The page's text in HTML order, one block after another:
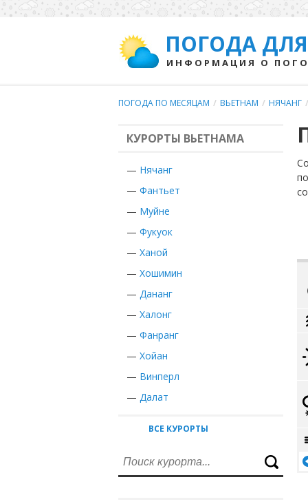
ПОГОДА
ИНФОРМАЦИЯ О
ПОГОДА ПО МЕСЯЦАМ / ВЬЕТНАМ / НЯЧАНГ /
КУРОРТЫ ВЬЕТНАМА
— Нячанг
— Фантьет
— Муйне
— Фукуок
— Ханой
— Хошимин
— Дананг
— Халонг
— Фанранг
— Хойан
— Винперл
— Далат
ВСЕ КУРОРТЫ